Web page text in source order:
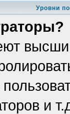
Уровни
и